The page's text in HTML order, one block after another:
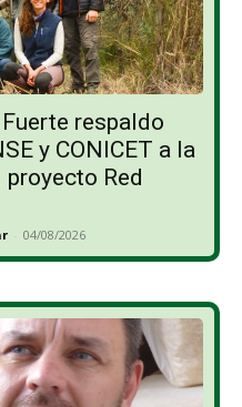
respaldo
y CONICET a la
Red
- 04/08/2026